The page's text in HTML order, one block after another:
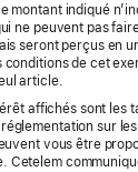
montant indiqué
ne peuvent pas
seront perçus en
conditions de cet
article.
affichés sont les
sur
vous être
Cetelem